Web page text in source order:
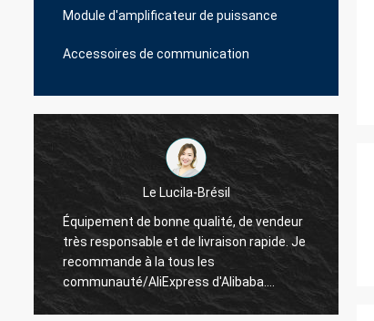
Module d'amplificateur de puissance
Accessoires de communication
La Hamadivo-France
Le best-seller, la bonne transaction et le
délai de livraison rapide